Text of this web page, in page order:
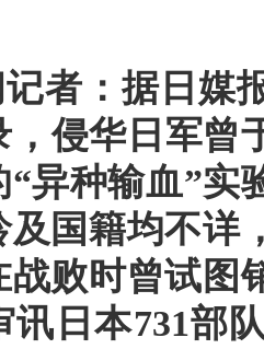
者：据日媒
侵华日军曾
异种输血”实
及国籍均不详
战败时曾试图
讯日本731部